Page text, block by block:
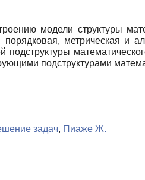
модели структуры
метрическая и
подструктурами
задач, Пиаже Ж.